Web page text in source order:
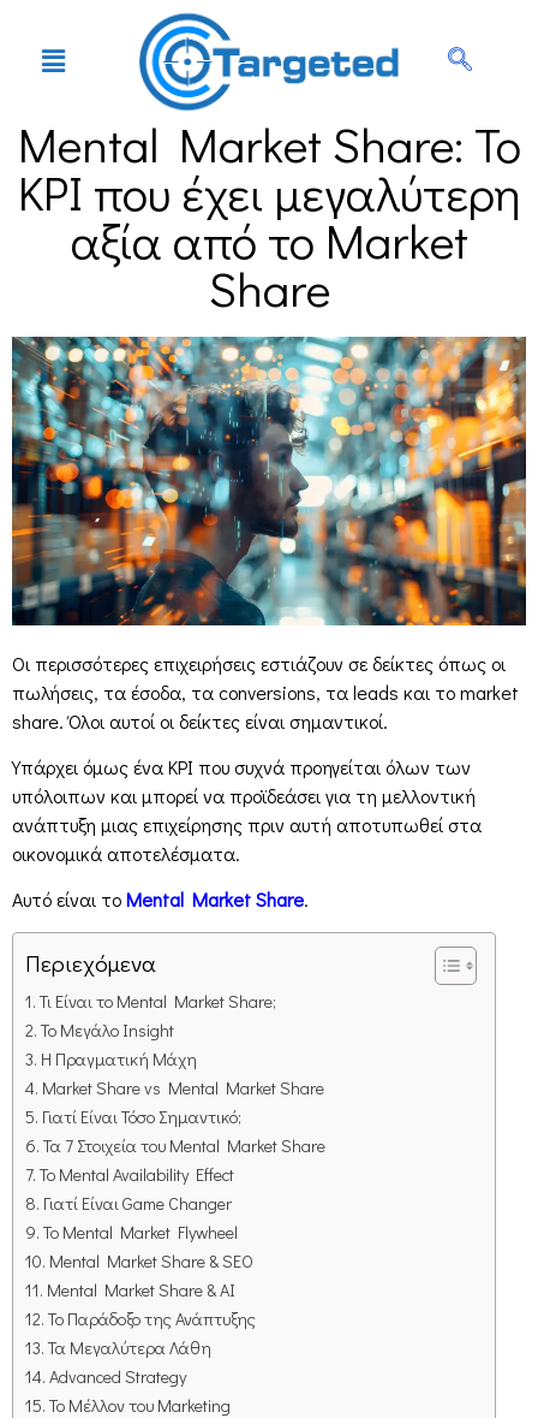
Mental Market Share: Το
KPI που έχει μεγαλύτερη
αξία από το Market
Share
Οι περισσότερες επιχειρήσεις εστιάζουν σε δείκτες όπως οι
πωλήσεις, τα έσοδα, τα conversions, τα leads και το market
share. Όλοι αυτοί οι δείκτες είναι σημαντικοί.
Υπάρχει όμως ένα KPI που συχνά προηγείται όλων των
υπόλοιπων και μπορεί να προϊδεάσει για τη μελλοντική
ανάπτυξη μιας επιχείρησης πριν αυτή αποτυπωθεί στα
οικονομικά αποτελέσματα.
Αυτό είναι τοMental Market Share.
Περιεχόμενα
Τι Είναι το Mental Market Share;
Το Μεγάλο Insight
Η Πραγματική Μάχη
Market Share vs Mental Market Share
Γιατί Είναι Τόσο Σημαντικό;
Τα 7 Στοιχεία του Mental Market Share
Το Mental Availability Effect
Γιατί Είναι Game Changer
Το Mental Market Flywheel
Mental Market Share & SEO
Mental Market Share & AI
Το Παράδοξο της Ανάπτυξης
Τα Μεγαλύτερα Λάθη
Advanced Strategy
Το Μέλλον του Marketing